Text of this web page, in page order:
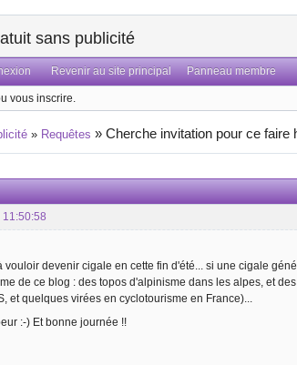
sans publicité
Revenir au site principal Panneau membre
vous inscrire.
» Requêtes »Cherche invitation pour ce faire
vouloir devenir cigale en cette fin d'été... si une cigale
de ce blog : des topos d'alpinisme dans les alpes, et
et quelques virées en cyclotourisme en France)...
:-) Et bonne journée !!